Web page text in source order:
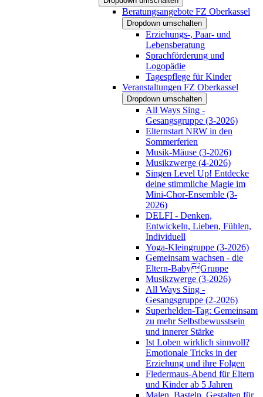
Beratungsangebote FZ Oberkassel
Dropdown umschalten
Erziehungs-, Paar- und
Lebensberatung
Sprachförderung und
Logopädie
Tagespflege für Kinder
Veranstaltungen FZ Oberkassel
Dropdown umschalten
All Ways Sing -
Gesangsgruppe (3-2026)
Elternstart NRW in den
Sommerferien
Musik-Mäuse (3-2026)
Musikzwerge (4-2026)
Singen Level Up! Entdecke
deine stimmliche Magie im
Mini-Chor-Ensemble (3-
2026)
DELFI - Denken,
Entwickeln, Lieben, Fühlen,
Individuell
Yoga-Kleingruppe (3-2026)
Gemeinsam wachsen - die
Eltern-BabyGruppe
Musikzwerge (3-2026)
All Ways Sing -
Gesangsgruppe (2-2026)
Superhelden-Tag: Gemeinsam
zu mehr Selbstbewusstsein
und innerer Stärke
Ist Loben wirklich sinnvoll?
Emotionale Tricks in der
Erziehung und ihre Folgen
Fledermaus-Abend für Eltern
und Kinder ab 5 Jahren
Malen, Basteln, Gestalten für